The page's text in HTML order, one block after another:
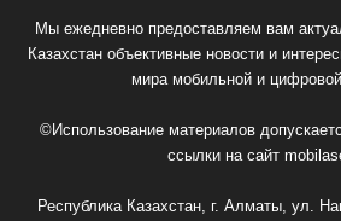
Мы ежедневно предоставляем вам
Казахстан объективные новости и
мира мобильной и
©Использование материалов
ссылки на сайт
Республика Казахстан, г. Алматы, ул.